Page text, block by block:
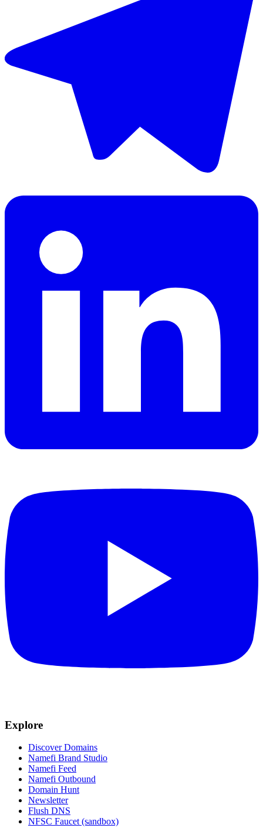
Explore
Discover Domains
Namefi Brand Studio
Namefi Feed
Namefi Outbound
Domain Hunt
Newsletter
Flush DNS
NFSC Faucet (sandbox)